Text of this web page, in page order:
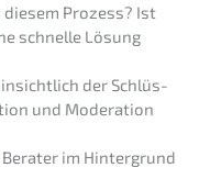
Prozess? Ist
schnel­le Lösung
der Schlüs­
und Modera­ti­on
im Hinter­grund